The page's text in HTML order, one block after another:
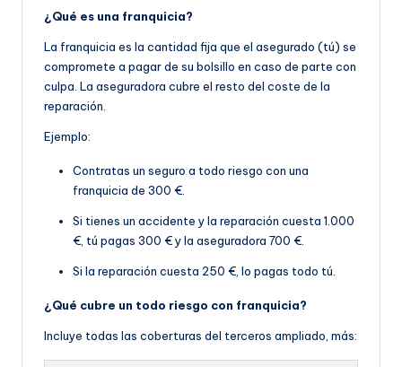
¿Qué es una franquicia?
La franquicia es la cantidad fija que el asegurado (tú) se
compromete a pagar de su bolsillo en caso de parte con
culpa. La aseguradora cubre el resto del coste de la
reparación.
Ejemplo:
Contratas un seguro a todo riesgo con una
franquicia de 300 €.
Si tienes un accidente y la reparación cuesta 1.000
€, tú pagas 300 € y la aseguradora 700 €.
Si la reparación cuesta 250 €, lo pagas todo tú.
¿Qué cubre un todo riesgo con franquicia?
Incluye todas las coberturas del terceros ampliado, más: